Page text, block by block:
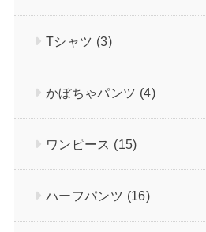
Tシャツ (3)
かぼちゃパンツ (4)
ワンピース (15)
ハーフパンツ (16)